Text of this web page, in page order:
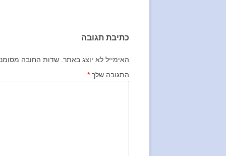
כתיבת תגובה
האימייל לא יוצג באתר. שדות החובה
התגובה שלך *